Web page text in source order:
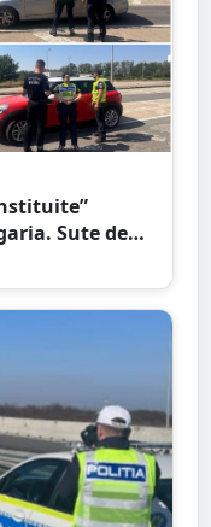
Sute de
în județul